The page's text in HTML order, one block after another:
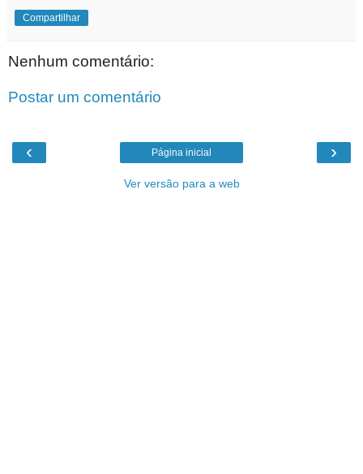
Compartilhar
Nenhum comentário:
Postar um comentário
‹ ›
Página inicial
Ver versão para a web